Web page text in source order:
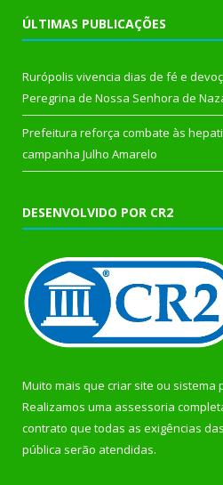
ÚLTIMAS PUBLICAÇÕES
Rurópolis vivencia dias de fé e
Peregrina de Nossa Senhora de
Prefeitura reforça combate às
campanha Julho Amarelo
DESENVOLVIDO POR CR2
Muito mais que criar site ou sistema
Realizamos uma assessoria
contrato que todas as exigências das
pública serão atendidas.